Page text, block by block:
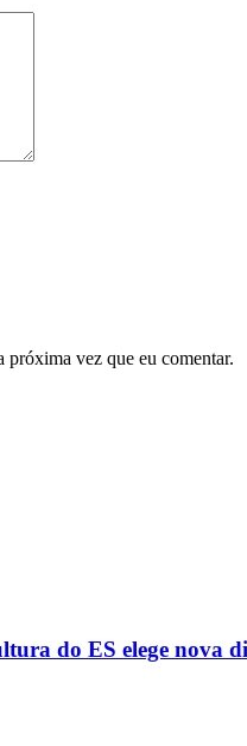
próxima vez que eu comentar.
do ES elege nova